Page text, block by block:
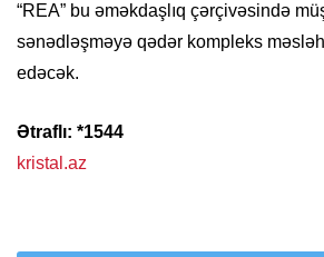
“REA” bu əməkdaşlıq çərçivəsində
sənədləşməyə qədər kompleks
edəcək.
Ətraflı: *1544
kristal.az